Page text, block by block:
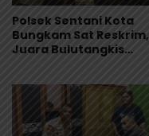
Polsek Sentani Kota
Bungkam Sat Reskrim,
Juara Bulutangkis